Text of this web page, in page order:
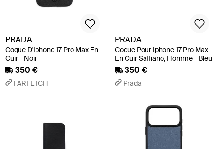
PRADA
Coque D'Iphone 17 Pro Max En
Cuir - Noir
350 €
FARFETCH
PRADA
Coque Pour Iphone 17 Pro Max
En Cuir Saffiano, Homme - Bleu
350 €
Prada